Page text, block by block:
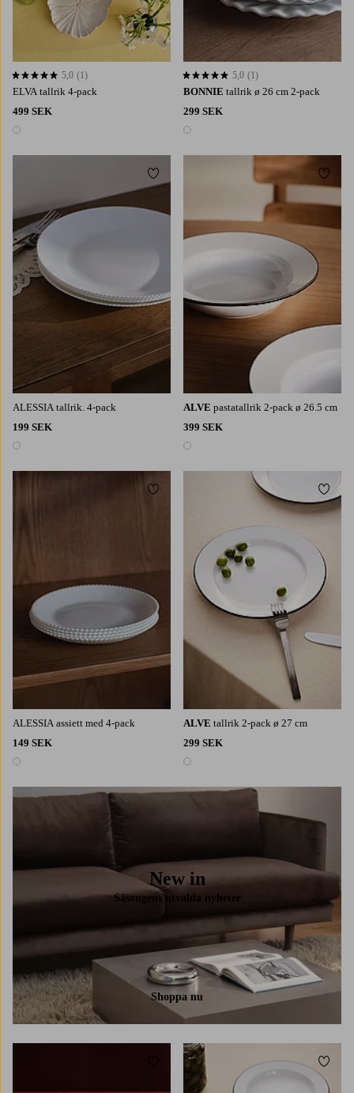
ELVA tallrik 4-pack
499 SEK
1 färg
5,0 baserat på 1 st betyg
5,0 (1)
BONNIE tallrik ø 26 cm 2-pack
299 SEK
1 färg
5,0 baserat på 1 st betyg
5,0 (1)
ALESSIA tallrik. 4-pack
199 SEK
1 färg
Lägg till i favoriter
ALVE pastatallrik 2-pack ø 26.5 cm
399 SEK
1 färg
Lägg
ALESSIA assiett med 4-pack
149 SEK
1 färg
Lägg till i favoriter
ALVE tallrik 2-pack ø 27 cm
299 SEK
1 färg
Lägg
New in
Säsongens utvalda nyheter
Shoppa nu
Lägg till i favoriter Lägg